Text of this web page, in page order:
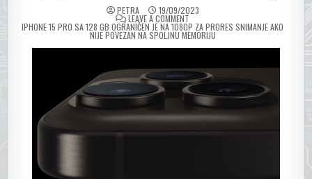
PETRA 19/09/2023
LEAVE A COMMENTON
IPHONE 15 PRO SA 128 GB OGRANIČEN JE NA 1080P ZA PRORES SNIMANJE AKO
NIJE POVEZAN NA SPOLJNU MEMORIJU